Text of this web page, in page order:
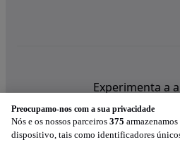
Experimenta a
Preocupamo-nos com a sua privacidade
Nós e os nossos parceiros 375
dispositivo, tais como identificadores